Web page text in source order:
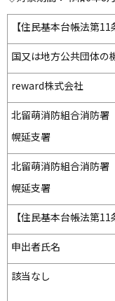
ゲ
ン
メ
ー
【住民基本台帳法第11
国又は地方公共団体の
reward株式会社
北留萌消防組合消防署
幌延支署
北留萌消防組合消防署
幌延支署
【住民基本台帳法第11
申出者氏名
該当なし